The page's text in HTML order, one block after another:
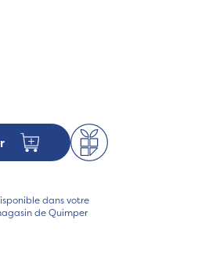
dans votre
de Quimper